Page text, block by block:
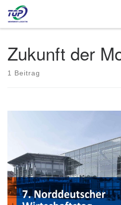
Zum Inhalt springen
Zukunft der
1 Beitrag